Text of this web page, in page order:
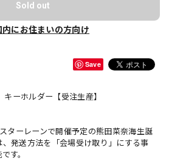
Sold out
内にお住まいの方向け
Save
キーホルダー【受注生産】
ターレーンで開催予定の熊田菜奈海生誕
発送方法を「会場受け取り」にする事
す。